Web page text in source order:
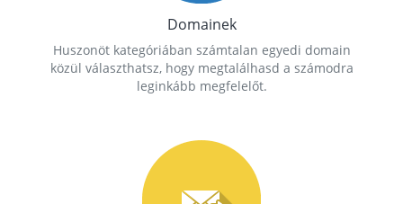
Domainek
Huszonöt kategóriában számtalan egyedi domain
közül választhatsz, hogy megtalálhasd a számodra
leginkább megfelelőt.